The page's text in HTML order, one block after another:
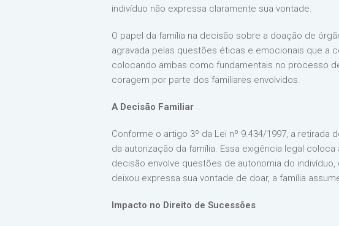
indivíduo não expressa claramente sua vontade.
O papel da família na decisão sobre a doação de
agravada pelas questões éticas e emocionais que a
colocando ambas como fundamentais no processo
coragem por parte dos familiares envolvidos.
A Decisão Familiar
Conforme o artigo 3º da Lei nº 9.434/1997, a
da autorização da família. Essa exigência legal
decisão envolve questões de autonomia do
deixou expressa sua vontade de doar, a família
Impacto no Direito de Sucessões